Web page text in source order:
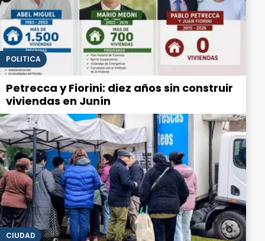
POLITICA
Petrecca y Fiorini: diez años sin construir
viviendas en Junín
CIUDAD